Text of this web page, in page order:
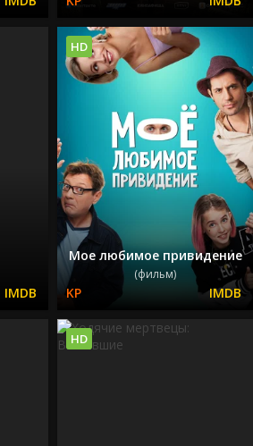
Мое любимое привидение
(фильм)
HD
HD